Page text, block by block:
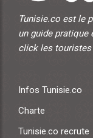
Tunisie.co est le
un guide pratique
click les touristes
Infos Tunisie.co
Charte
Tunisie.co recrute